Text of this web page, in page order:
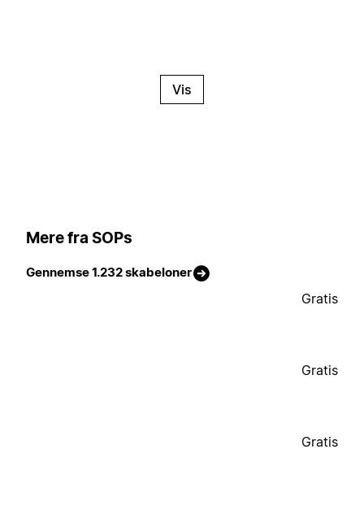
Vis
Mere fra SOPs
Gennemse 1.232 skabeloner
Gratis
Gratis
Gratis